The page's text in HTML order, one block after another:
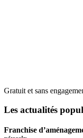
Gratuit et sans
Les actualités
Franchise